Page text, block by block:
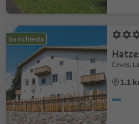
Su richiesta
Ceves,
1.1